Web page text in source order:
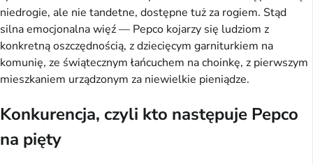
niedrogie, ale nie tandetne, dostępne tuż za rogiem. Stąd
silna emocjonalna więź — Pepco kojarzy się ludziom z
konkretną oszczędnością, z dziecięcym garniturkiem na
komunię, ze świątecznym łańcuchem na choinkę, z pierwszym
mieszkaniem urządzonym za niewielkie pieniądze.
Konkurencja, czyli kto następuje Pepco
na pięty